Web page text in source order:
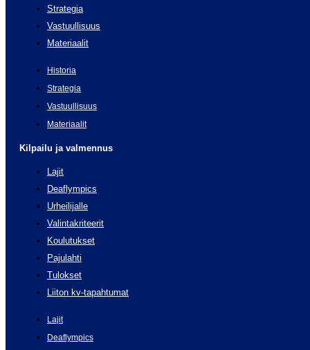
Strategia
Vastuullisuus
Materiaalit
Historia
Strategia
Vastuullisuus
Materiaalit
Kilpailu ja valmennus
Lajit
Deaflympics
Urheilijalle
Valintakriteerit
Koulutukset
Pajulahti
Tulokset
Liiton kv-tapahtumat
Lajit
Deaflympics